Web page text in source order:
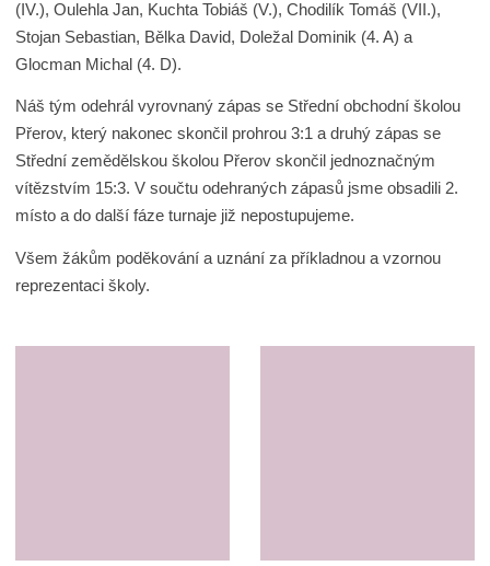
(IV.), Oulehla Jan, Kuchta Tobiáš (V.), Chodilík Tomáš (VII.),
Stojan Sebastian, Bělka David, Doležal Dominik (4. A) a
Glocman Michal (4. D).
Náš tým odehrál vyrovnaný zápas se Střední obchodní školou
Přerov, který nakonec skončil prohrou 3:1 a druhý zápas se
Střední zemědělskou školou Přerov skončil jednoznačným
vítězstvím 15:3. V součtu odehraných zápasů jsme obsadili 2.
místo a do další fáze turnaje již nepostupujeme.
Všem žákům poděkování a uznání za příkladnou a vzornou
reprezentaci školy.